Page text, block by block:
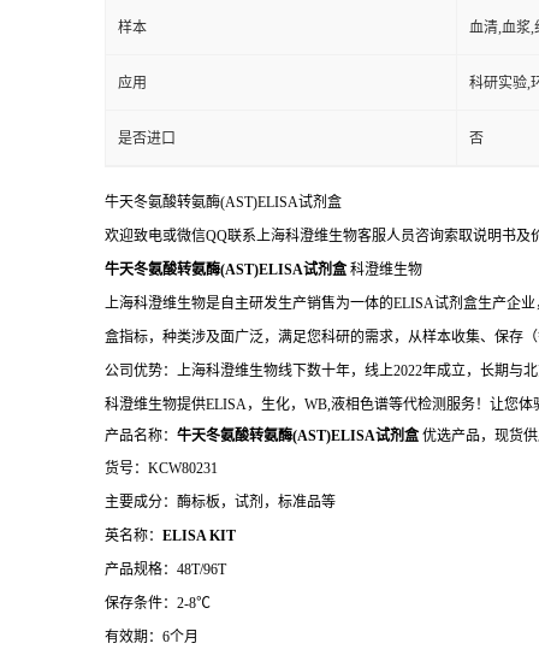
样本 血清,血浆,
应用 科研实验,
是否进口 否
牛天冬氨酸转氨酶(AST)ELISA试剂盒
欢迎致电或微信QQ联系上海科澄维生物客服人员咨询索取说明书及
牛天冬氨酸转氨酶(AST)ELISA试剂盒 科澄维生物
上海科澄维生物是自主研发生产销售为一体的ELISA试剂盒生产企
盒指标，种类涉及面广泛，满足您科研的需求，从样本收集、保存
公司优势：上海科澄维生物线下数十年，线上2022年成立，长期与
科澄维生物提供ELISA，生化，WB,液相色谱等代检测服务！让您体
产品名称： 牛天冬氨酸转氨酶(AST)ELISA试剂盒 优选产品，现货
货号：KCW80231
主要成分：酶标板，试剂，标准品等
英名称： ELISA KIT
产品规格：48T/96T
保存条件：2-8℃
有效期：6个月